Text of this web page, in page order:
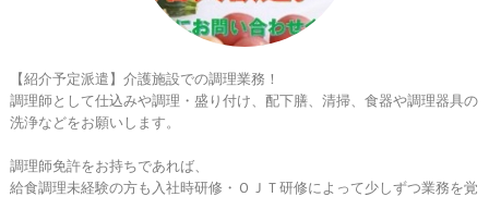
【紹介予定派遣】介護施設での調理業務！
調理師として仕込みや調理・盛り付け、配下膳、清掃、食器や調理器具の
洗浄などをお願いします。
調理師免許をお持ちであれば、
給食調理未経験の方も入社時研修・ＯＪＴ研修によって少しずつ業務を覚